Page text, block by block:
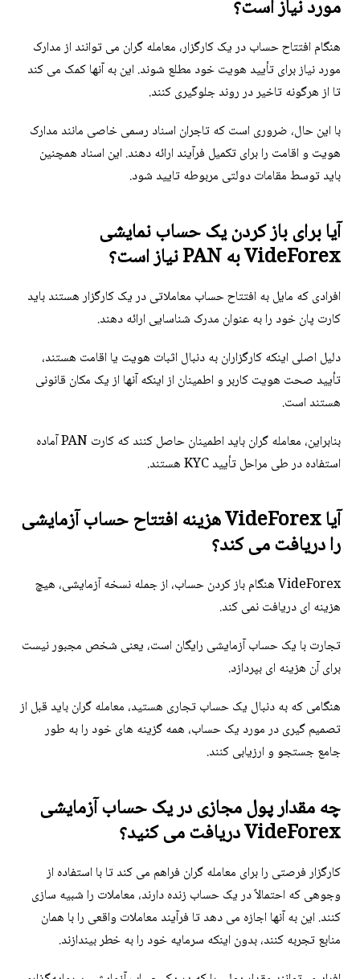
مورد نیاز است؟
هنگام افتتاح حساب در یک کارگزار، معامله گران می توانند از مدارک
مورد نیاز برای تأیید هویت خود مطلع شوند. این به آنها کمک می کند
تا از هرگونه تاخیر در روند جلوگیری کنند.
با این حال، ضروری است که تاجران اسناد رسمی خاصی مانند مدارک
هویت و اقامت را برای تکمیل فرآیند ارائه دهند. این اسناد همچنین
باید توسط مقامات دولتی مربوطه تایید شود.
آیا برای باز کردن یک حساب نمایشی
VideForex به PAN نیاز است؟
افرادی که مایل به افتتاح حساب معاملاتی در یک کارگزار هستند باید
کارت پان خود را به عنوان مدرک شناسایی ارائه دهند.
دلیل اصلی اینکه کارگزاران به دنبال اثبات هویت یا اقامت هستند،
تأیید صحت هویت کاربر و اطمینان از اینکه آنها از یک مکان قانونی
هستند است.
بنابراین، معامله گران باید اطمینان حاصل کنند که کارت PAN آماده
استفاده در طی مراحل تأیید KYC هستند.
آیا VideForex هزینه افتتاح حساب آزمایشی
را دریافت می کند؟
VideForex هنگام باز کردن حساب، از جمله نسخه آزمایشی، هیچ
هزینه ای دریافت نمی کند.
تجارت با یک حساب آزمایشی رایگان است، یعنی شخص مجبور نیست
برای آن هزینه ای بپردازد.
هنگامی که به دنبال یک حساب تجاری هستید، معامله گران باید قبل از
تصمیم گیری در مورد یک حساب، همه گزینه های خود را به طور
جامع جستجو و ارزیابی کنند.
چه مقدار پول مجازی در یک حساب آزمایشی
VideForex دریافت می کنید؟
کارگزار فرصتی را برای معامله گران فراهم می کند تا با استفاده از
وجوهی که احتمالاً در یک حساب زنده دارند، معاملات را شبیه سازی
کنند. این به آنها اجازه می دهد تا فرآیند معاملات واقعی را با همان
منابع تجربه کنند، بدون اینکه سرمایه خود را به خطر بیندازند.